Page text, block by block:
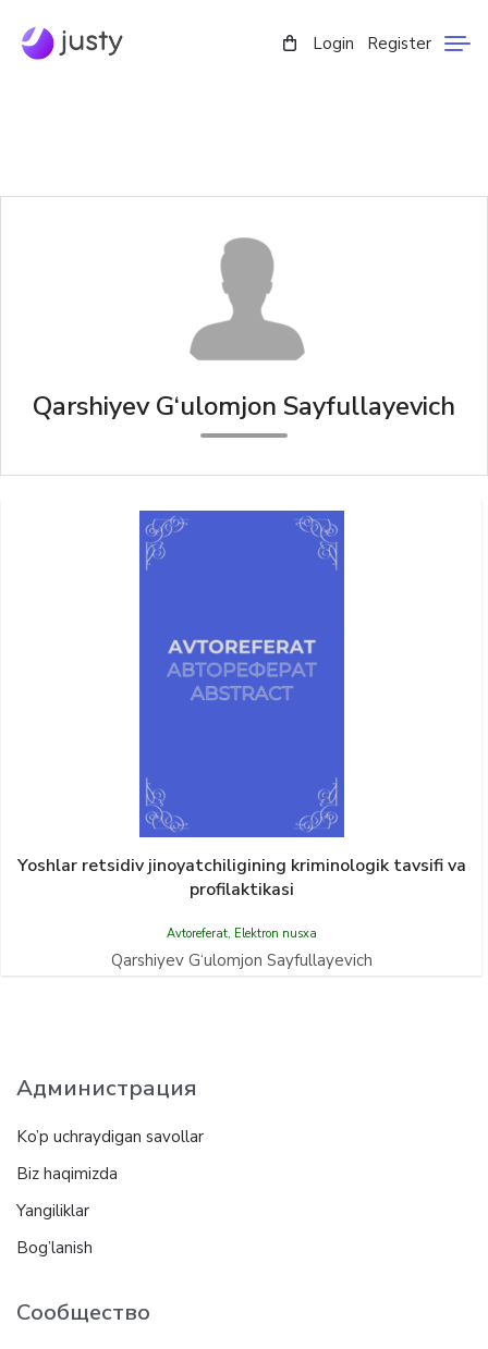
Login Register
Qarshiyev G‘ulomjon Sayfullayevich
Yoshlar retsidiv jinoyatchiligining kriminologik tavsifi va
profilaktikasi
Avtoreferat, Elektron nusxa
Qarshiyev G‘ulomjon Sayfullayevich
Администрация
Ko’p uchraydigan savollar
Biz haqimizda
Yangiliklar
Bog’lanish
Сообщество